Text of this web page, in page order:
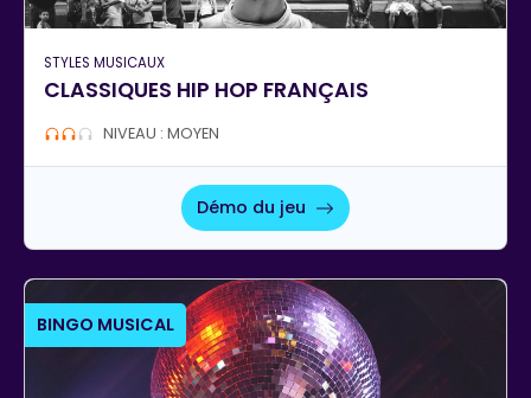
STYLES MUSICAUX
CLASSIQUES HIP HOP FRANÇAIS
NIVEAU : MOYEN
Démo du jeu
BINGO MUSICAL